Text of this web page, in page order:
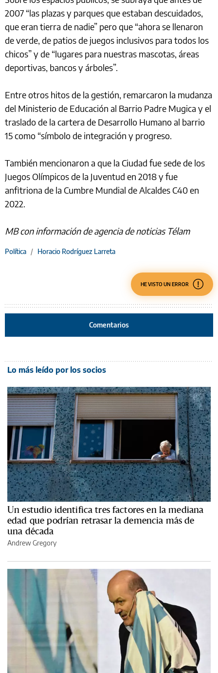
2007 “las plazas y parques que estaban descuidados,
que eran tierra de nadie” pero que “ahora se llenaron
de verde, de patios de juegos inclusivos para todos los
chicos” y de “lugares para nuestras mascotas, áreas
deportivas, bancos y árboles”.
Entre otros hitos de la gestión, remarcaron la mudanza
del Ministerio de Educación al Barrio Padre Mugica y el
traslado de la cartera de Desarrollo Humano al barrio
15 como “símbolo de integración y progreso.
También mencionaron a que la Ciudad fue sede de los
Juegos Olímpicos de la Juventud en 2018 y fue
anfitriona de la Cumbre Mundial de Alcaldes C40 en
2022.
MB con información de agencia de noticias Télam
Política / Horacio Rodríguez Larreta
HE VISTO UN ERROR
Comentarios
Lo más leído por los socios
Un estudio identifica tres factores en la mediana
edad que podrían retrasar la demencia más de
una década
Andrew Gregory